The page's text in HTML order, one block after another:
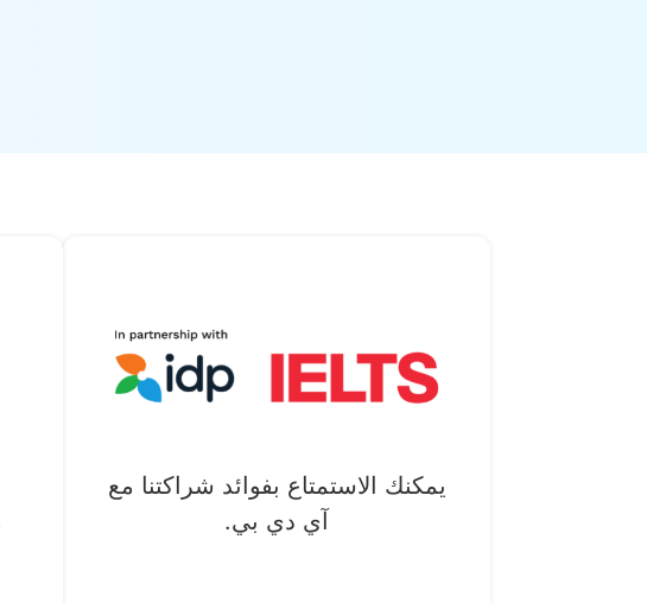
يمكنك الاستمتاع بفوائد شراكتنا مع
آي دي بي.